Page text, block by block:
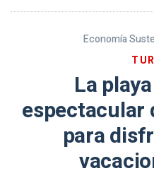
Economía
La
espectacular
para